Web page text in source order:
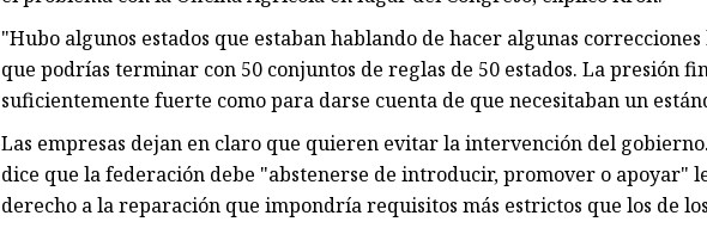
"Hubo algunos estados que estaban hablando de hacer algunas
que podrías terminar con 50 conjuntos de reglas de 50 estados. La presión
suficientemente fuerte como para darse cuenta de que necesitaban un
Las empresas dejan en claro que quieren evitar la intervención del
dice que la federación debe "abstenerse de introducir, promover o apoyar"
derecho a la reparación que impondría requisitos más estrictos que los de